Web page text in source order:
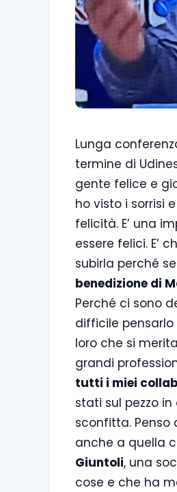
Lunga
termine di
gente felice e
ho visto i sorrisi
felicità. E’ una
essere felici. E’
subirla perché
benedizione di
Perché ci sono
difficile pensarlo
loro che si
grandi
tutti i miei
stati sul pezzo
sconfitta.
anche a quella
Giuntoli, una
cose e che ha